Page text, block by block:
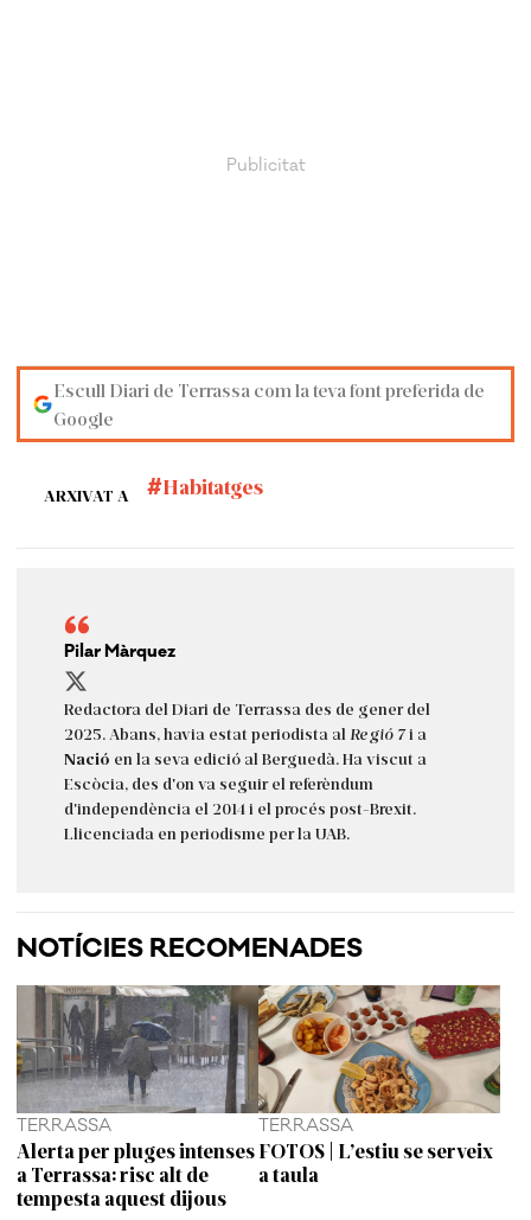
Escull Diari de Terrassa com la teva font preferida de
Google
ARXIVAT A Habitatges
Pilar Màrquez
Redactora del Diari de Terrassa des de gener del
2025. Abans, havia estat periodista al Regió 7i a
Nació en la seva edició al Berguedà. Ha viscut a
Escòcia, des d'on va seguir el referèndum
d'independència el 2014 i el procés post-Brexit.
Llicenciada en periodisme per la UAB.
NOTÍCIES RECOMENADES
TERRASSA
Alerta per pluges intenses
a Terrassa: risc alt de
tempesta aquest dijous
TERRASSA
FOTOS | L’estiu se serveix
a taula